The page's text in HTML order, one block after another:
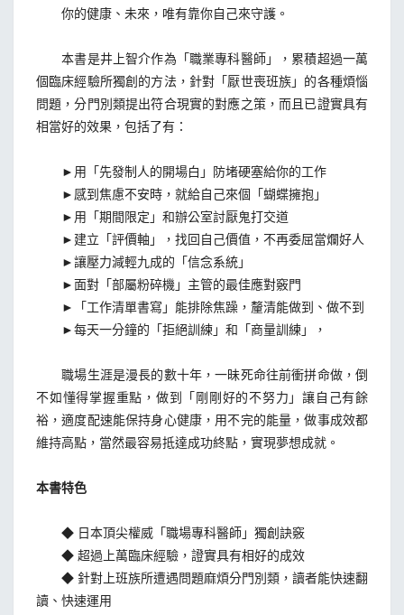
你的健康、未來，唯有靠你自己來守護。
本書是井上智介作為「職業專科醫師」，累積超過一萬
個臨床經驗所獨創的方法，針對「厭世喪班族」的各種煩惱
問題，分門別類提出符合現實的對應之策，而且已證實具有
相當好的效果，包括了有：
►用「先發制人的開場白」防堵硬塞給你的工作
►感到焦慮不安時，就給自己來個「蝴蝶擁抱」
►用「期間限定」和辦公室討厭鬼打交道
►建立「評價軸」，找回自己價值，不再委屈當爛好人
►讓壓力減輕九成的「信念系統」
►面對「部屬粉碎機」主管的最佳應對竅門
►「工作清單書寫」能排除焦躁，釐清能做到、做不到
►每天一分鐘的「拒絕訓練」和「商量訓練」，
職場生涯是漫長的數十年，一昧死命往前衝拼命做，倒
不如懂得掌握重點，做到「剛剛好的不努力」讓自己有餘
裕，適度配速能保持身心健康，用不完的能量，做事成效都
維持高點，當然最容易抵達成功終點，實現夢想成就。
本書特色
◆ 日本頂尖權威「職場專科醫師」獨創訣竅
◆ 超過上萬臨床經驗，證實具有相好的成效
◆ 針對上班族所遭遇問題麻煩分門別類，讀者能快速翻
讀、快速運用